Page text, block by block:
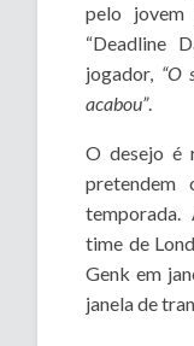
pelo jovem
“Deadline
jogador, “O
acabou”.
O desejo é
time de
Genk em
janela de